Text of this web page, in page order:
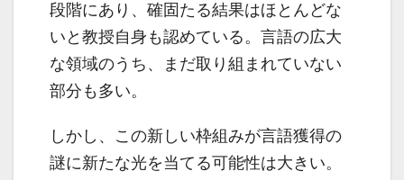
段階にあり、確固たる結果はほとんどな
いと教授自身も認めている。言語の広大
な領域のうち、まだ取り組まれていない
部分も多い。
しかし、この新しい枠組みが言語獲得の
謎に新たな光を当てる可能性は大きい。